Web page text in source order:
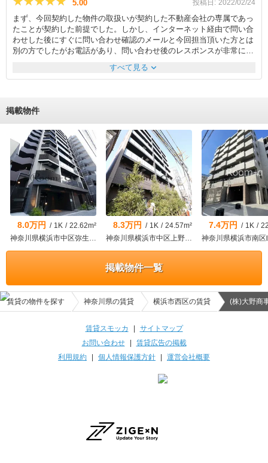
活動線や近隣施設の利便性まで具体的に教えてくれ、暮らしのイメー
ジがしやすかったです。契約手続きでは専門用語をわかりやすく説明
してくれ、不安に感じていた部分も一つずつ解消できました。連絡も
迅速で、質問への返信が早かった点も信頼につながりました。最終的
に納得のいく物件に出会えただけでなく、終始ストレスなく進められ
たことが、この会社に依頼して良かったと感じた理由です。
5.00 投稿日: 2022/02/24
まず、今回契約した物件の取扱いが契約した不動産会社の専属であっ
たことが契約した前提でした。しかし、インターネット経由で問い合
わせした後にすぐに問い合わせ確認のメールと今回担当頂いた方とは
別の方でしたがお電話があり、問い合わせ後のレスポンスが非常に早
く、来店の予約もすぐ手配して頂いたのが良かったと思います。結婚
をきっかけに引越を決めており、妻が10月に地方から引っ越して来る
件はすぐに申し込みが入っていたのでこの物件は逃したくないと思っ
ていました。あいにく物件にはまだ前の方が居住中で内覧が出来なか
ったのですが、担当の方が間取りの詳細を計測した図を準備してくだ
さり、家具の準備に大変役立ちました。また、不動産会社が横浜駅か
ら徒歩5分くらいと近くて立地の利便性が良かったのも良かったと思
います。
すべて見る expand_more
掲載物件
8.0万円 / 1K / 22.62m²
神奈川県横浜市中区弥生町２
8.3万円 / 1K / 24.57m²
神奈川県横浜市中区上野町１
7.4万円 / 1K /
神奈川県横浜市南区
掲載物件一覧
賃貸の物件を探す 神奈川県の賃貸 横浜市西区の賃貸 (株)大野商
賃貸スモッカ
サイトマップ
お問い合わせ| 賃貸広告の掲載
利用規約
個人情報保護方針 運営会社概要